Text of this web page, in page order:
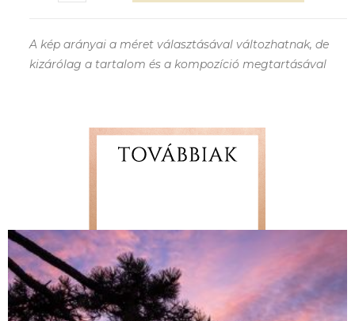
A kép arányai a méret választásával változhatnak, de
kizárólag a tartalom és a kompozíció megtartásával